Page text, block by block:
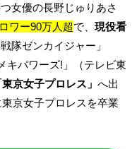
女優の長野じゅりあさ
ワー90万人超で、 現役看
隊ゼンカイジャー」
キパワーズ!」（テレビ東
東京女子プロレス」 へ出
京女子プロレスを卒業